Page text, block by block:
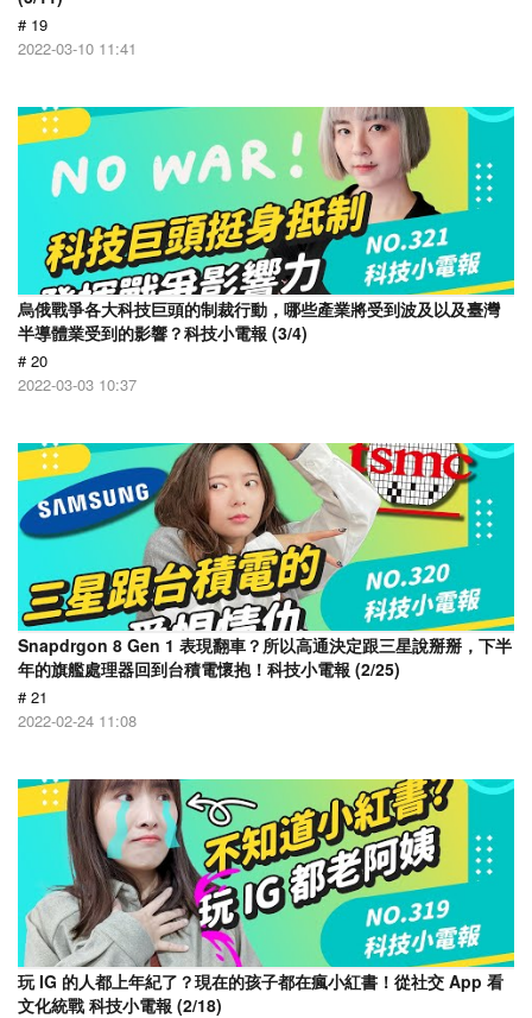
# 19
2022-03-10 11:41
烏俄戰爭各大科技巨頭的制裁行動，哪些產業將受到波及以及臺灣
半導體業受到的影響？科技小電報 (3/4)
# 20
2022-03-03 10:37
Snapdrgon 8 Gen 1 表現翻車？所以高通決定跟三星說掰掰，下半
年的旗艦處理器回到台積電懷抱！科技小電報 (2/25)
# 21
2022-02-24 11:08
玩 IG 的人都上年紀了？現在的孩子都在瘋小紅書！從社交 App 看
文化統戰 科技小電報 (2/18)